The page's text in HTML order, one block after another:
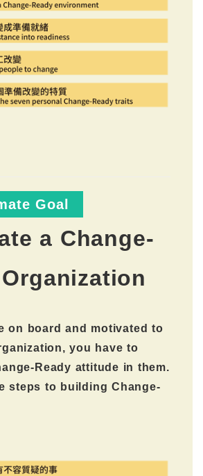
Goal
a Change-
on board and motivated to
you have to
Ready attitude in them.
steps to building Change-